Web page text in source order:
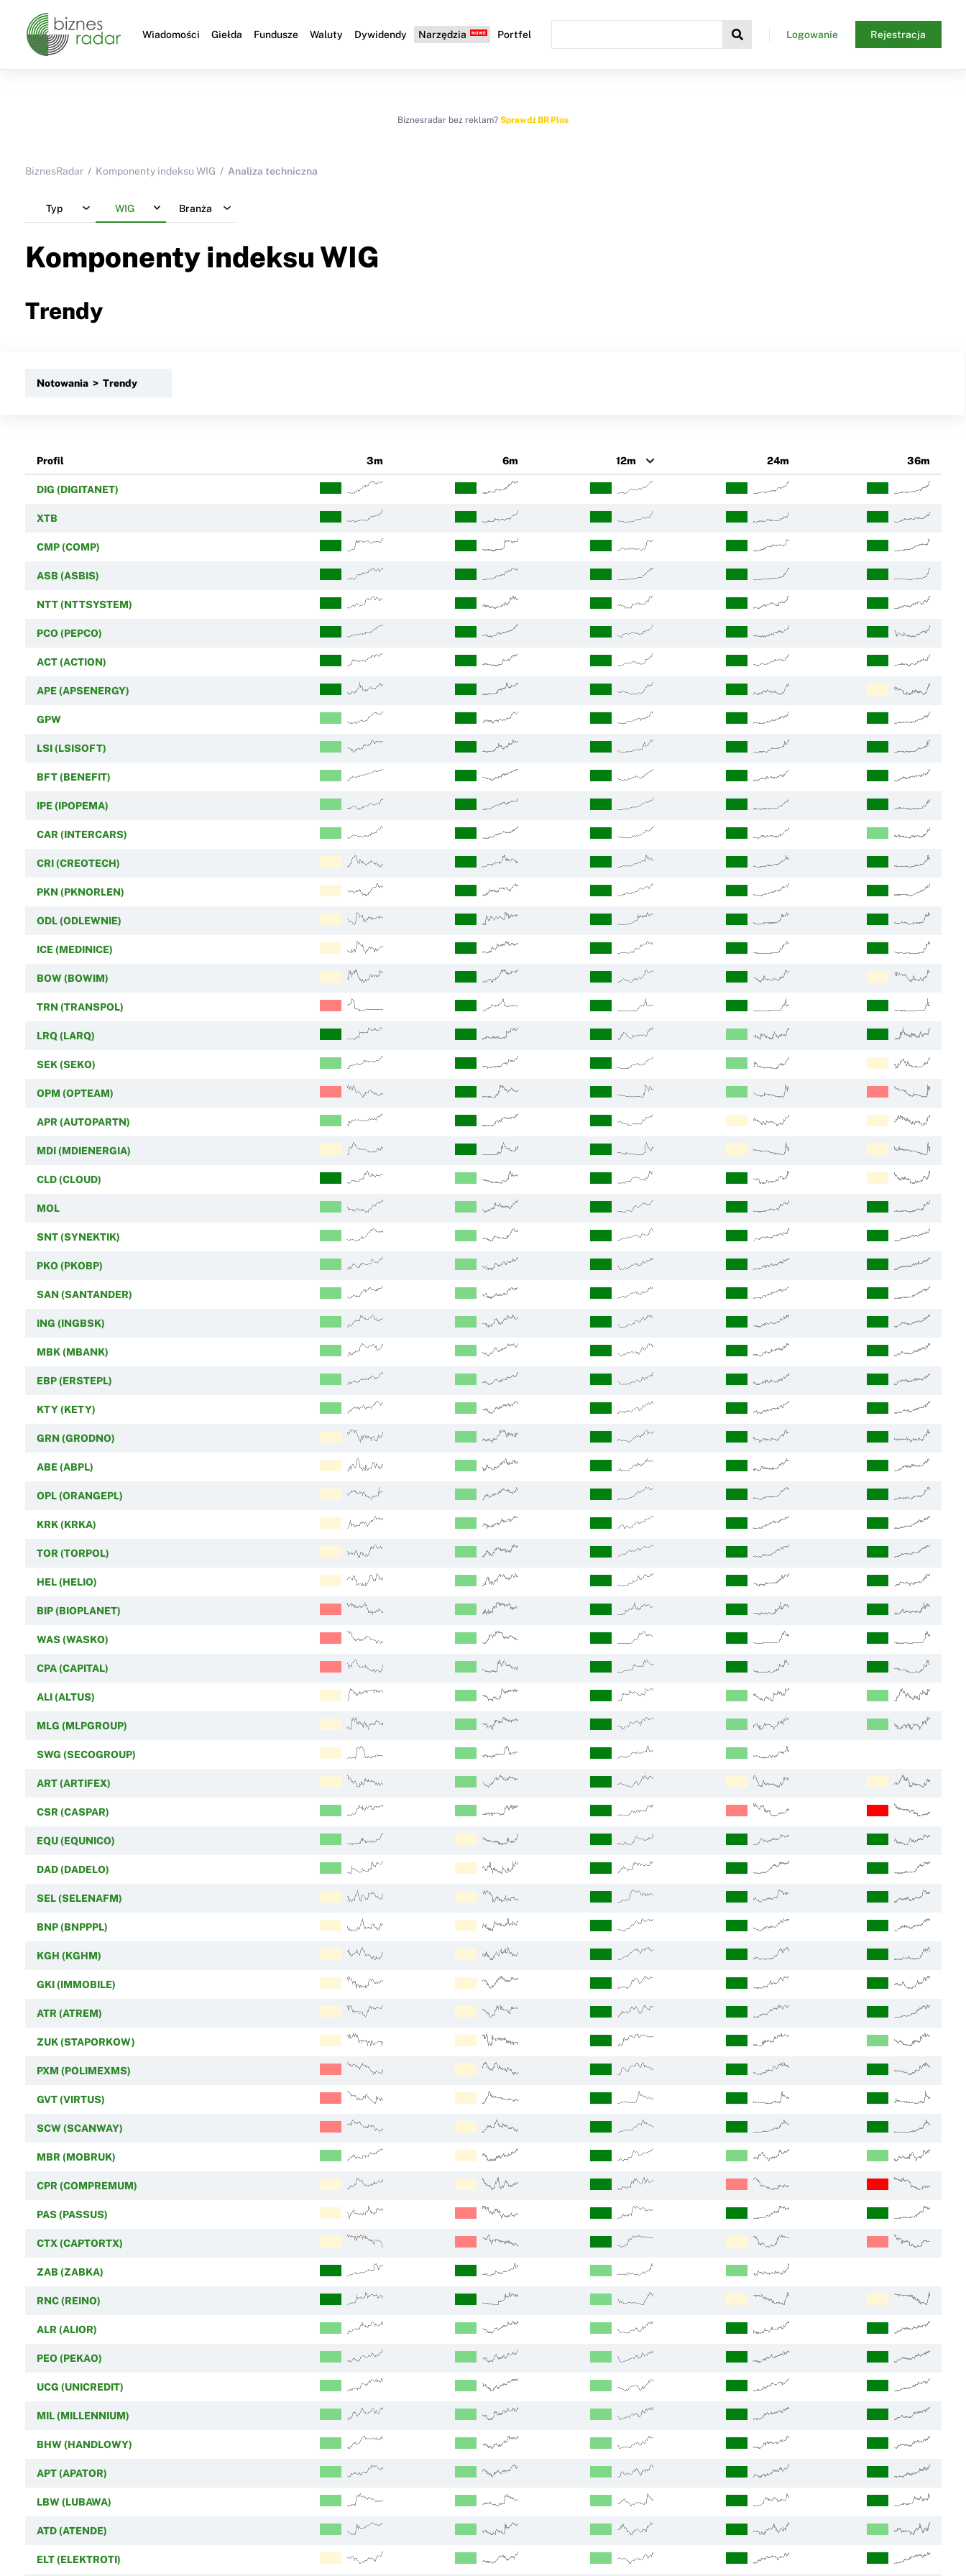
Wiadomości Giełda Fundusze Waluty Dywidendy Narzędzia Portfel Logowanie Rejestracja
Biznesradar bez reklam? Sprawdź BR Plus
BiznesRadar Komponenty indeksu WIG Analiza techniczna
Typ WIG Branża
Komponenty indeksuWIG
Trendy
Notowania > Trendy
Profil 3m 6m 12m 24m 36m
DIG (DIGITANET)
XTB
CMP (COMP)
ASB (ASBIS)
NTT (NTTSYSTEM)
PCO (PEPCO)
ACT (ACTION)
APE (APSENERGY)
GPW
LSI (LSISOFT)
BFT (BENEFIT)
IPE (IPOPEMA)
CAR (INTERCARS)
CRI (CREOTECH)
PKN (PKNORLEN)
ODL (ODLEWNIE)
ICE (MEDINICE)
BOW (BOWIM)
TRN (TRANSPOL)
LRQ (LARQ)
SEK (SEKO)
OPM (OPTEAM)
APR (AUTOPARTN)
MDI (MDIENERGIA)
CLD (CLOUD)
MOL
SNT (SYNEKTIK)
PKO (PKOBP)
SAN (SANTANDER)
ING (INGBSK)
MBK (MBANK)
EBP (ERSTEPL)
KTY (KETY)
GRN (GRODNO)
ABE (ABPL)
OPL (ORANGEPL)
KRK (KRKA)
TOR (TORPOL)
HEL (HELIO)
BIP (BIOPLANET)
WAS (WASKO)
CPA (CAPITAL)
ALI (ALTUS)
MLG (MLPGROUP)
SWG (SECOGROUP)
ART (ARTIFEX)
CSR (CASPAR)
EQU (EQUNICO)
DAD (DADELO)
SEL (SELENAFM)
BNP (BNPPPL)
KGH (KGHM)
GKI (IMMOBILE)
ATR (ATREM)
ZUK (STAPORKOW)
PXM (POLIMEXMS)
GVT (VIRTUS)
SCW (SCANWAY)
MBR (MOBRUK)
CPR (COMPREMUM)
PAS (PASSUS)
CTX (CAPTORTX)
ZAB (ZABKA)
RNC (REINO)
ALR (ALIOR)
PEO (PEKAO)
UCG (UNICREDIT)
MIL (MILLENNIUM)
BHW (HANDLOWY)
APT (APATOR)
LBW (LUBAWA)
ATD (ATENDE)
ELT (ELEKTROTI)